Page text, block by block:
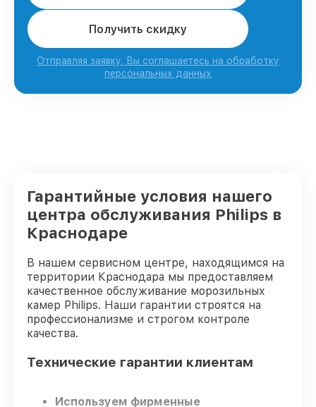
Получить скидку
Отправляя заявку, Вы соглашаетесь на обработку
персональных данных
Гарантийные условия нашего
центра обслуживания Philips в
Краснодаре
В нашем сервисном центре, находящимся на
территории Краснодара мы предоставляем
качественное обслуживание морозильных
камер Philips. Наши гарантии строятся на
профессионализме и строгом контроле
качества.
Технические гарантии клиентам
Используем фирменные